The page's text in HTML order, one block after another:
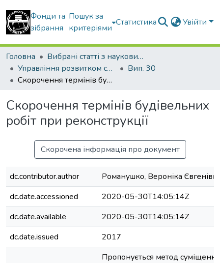
Фонди та
зібрання
Пошук за
критеріями
Статистика Увійти
Головна
Вибрані статті з наукових збірників КНУБА
Управління розвитком складних систем
Вип. 30
Скорочення термінів будівельних робіт при реконструкції
Скорочення термінів будівельних
робіт при реконструкції
Скорочена інформація про документ
dc.contributor.author
Романушко, Вероніка
dc.date.accessioned
2020-05-30T14:05:14Z
dc.date.available
2020-05-30T14:05:14Z
dc.date.issued
2017
Пропонується метод